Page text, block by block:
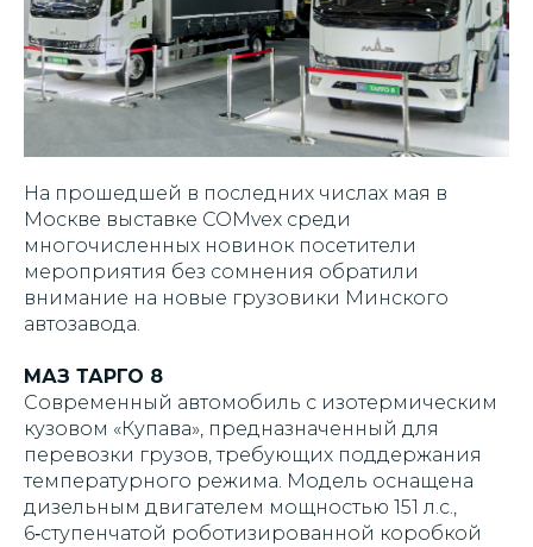
На прошедшей в последних числах мая в
Москве выставке COMvex среди
многочисленных новинок посетители
мероприятия без сомнения обратили
внимание на новые грузовики Минского
автозавода.
МАЗ ТАРГО 8
Современный автомобиль с изотермическим
кузовом «Купава», предназначенный для
перевозки грузов, требующих поддержания
температурного режима. Модель оснащена
дизельным двигателем мощностью 151 л.с.,
6‑ступенчатой роботизированной коробкой